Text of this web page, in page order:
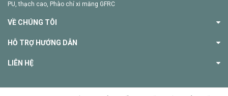
PU, thạch cao, Phào chỉ xi măng GFRC
VỀ CHÚNG TÔI
HỖ TRỢ HƯỚNG DẪN
LIÊN HỆ